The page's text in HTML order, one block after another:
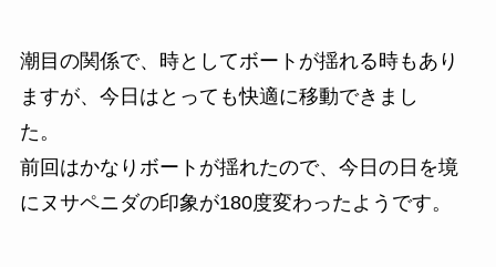
潮目の関係で、時としてボートが揺れる時もあり
ますが、今日はとっても快適に移動できまし
た。
前回はかなりボートが揺れたので、今日の日を境
にヌサペニダの印象が180度変わったようです。